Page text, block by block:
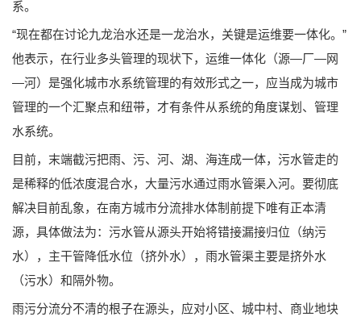
系。
“现在都在讨论九龙治水还是一龙治水，关键是运维要一体化。”
他表示，在行业多头管理的现状下，运维一体化（源—厂—网
—河）是强化城市水系统管理的有效形式之一，应当成为城市
管理的一个汇聚点和纽带，才有条件从系统的角度谋划、管理
水系统。
目前，末端截污把雨、污、河、湖、海连成一体，污水管走的
是稀释的低浓度混合水，大量污水通过雨水管渠入河。要彻底
解决目前乱象，在南方城市分流排水体制前提下唯有正本清
源，具体做法为：污水管从源头开始将错接漏接归位（纳污
水），主干管降低水位（挤外水），雨水管渠主要是挤外水
（污水）和隔外物。
雨污分流分不清的根子在源头，应对小区、城中村、商业地块